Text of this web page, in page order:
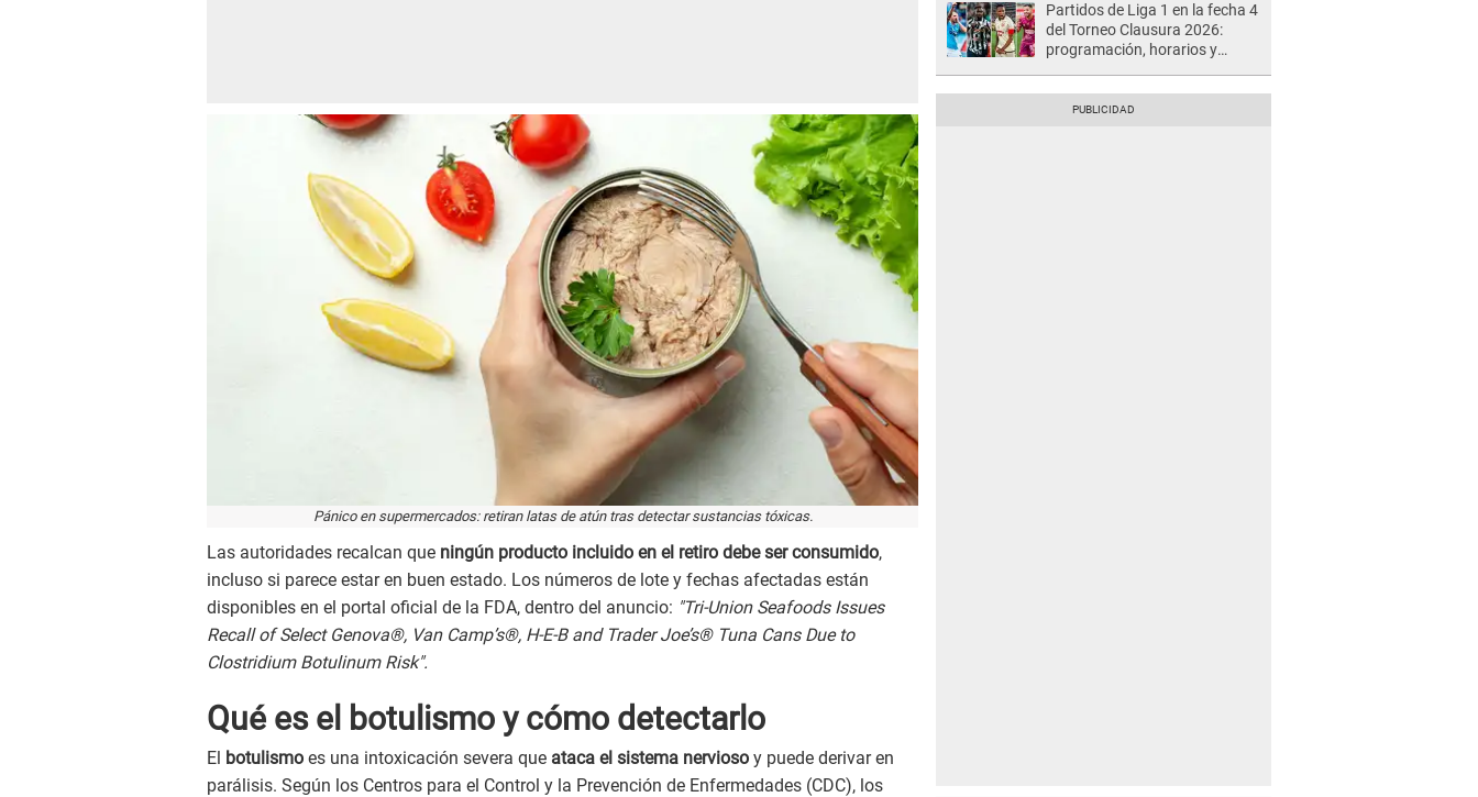
Pánico en supermercados: retiran latas de atún tras detectar sustancias tóxicas.
Las autoridades recalcan que ningún producto incluido en el retiro debe ser consumido,
incluso si parece estar en buen estado. Los números de lote y fechas afectadas están
disponibles en el portal oficial de la FDA, dentro del anuncio: "Tri-Union Seafoods Issues
Recall of Select Genova®, Van Camp’s®, H-E-B and Trader Joe’s® Tuna Cans Due to
Clostridium Botulinum Risk".
Qué es el botulismo y cómo detectarlo
El botulismo es una intoxicación severa que ataca el sistema nervioso y puede derivar en
parálisis. Según los Centros para el Control y la Prevención de Enfermedades (CDC), los
Partidos de Liga 1 en la fecha 4
del Torneo Clausura 2026:
programación, horarios y